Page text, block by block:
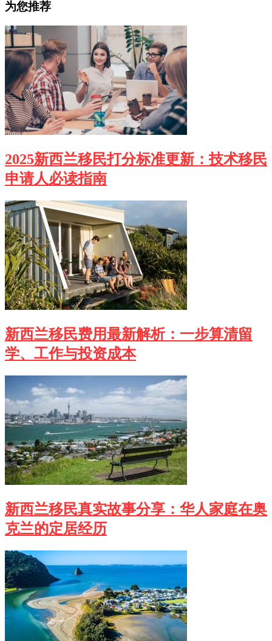
为您推荐
2025新西兰移民打分标准更新：技术移民
申请人必读指南
新西兰移民费用最新解析：一步算清留
学、工作与投资成本
新西兰移民真实故事分享：华人家庭在奥
克兰的定居经历